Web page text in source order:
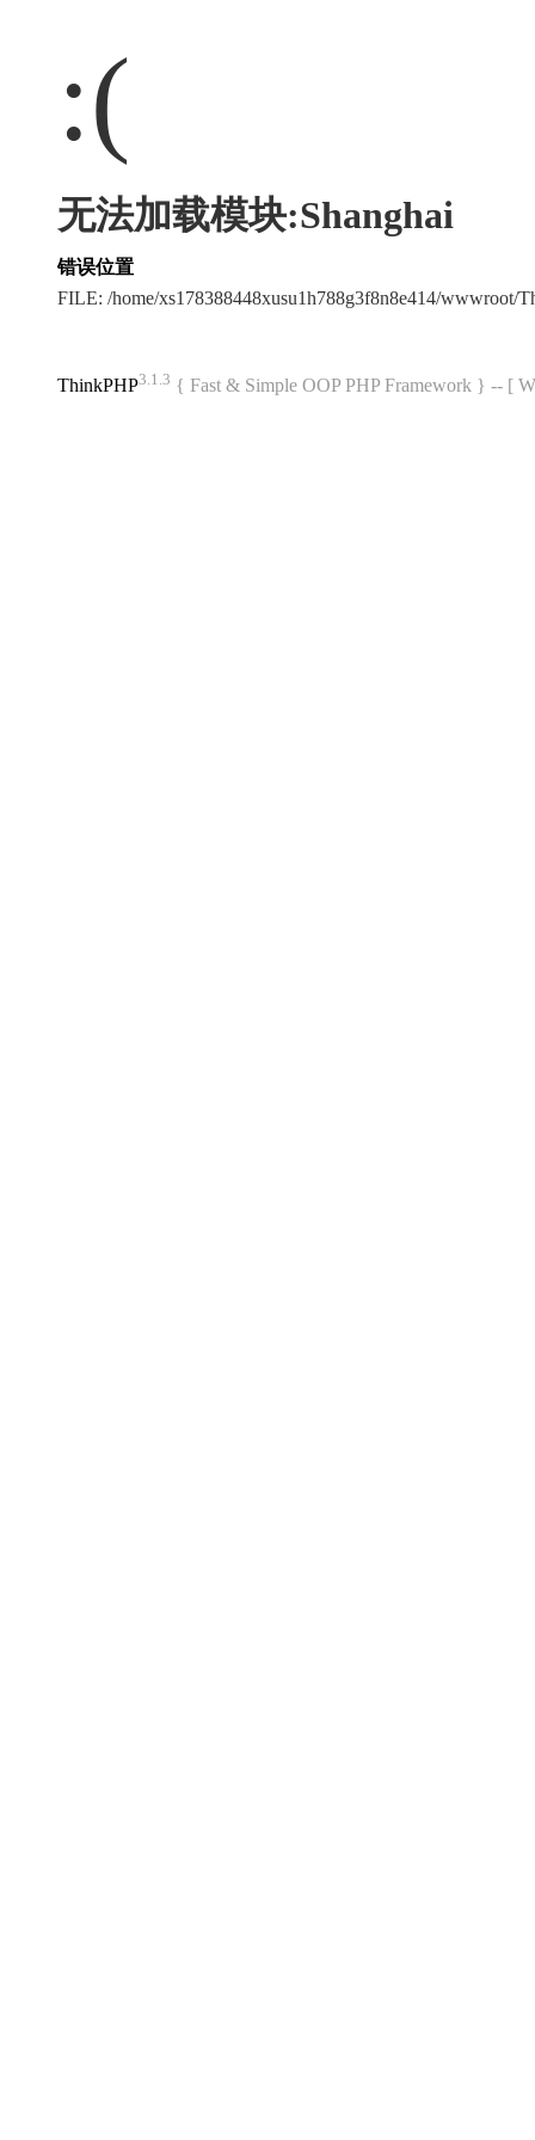
:(
无法加载模块:Shanghai
错误位置
FILE: /home/xs178388448xusu1h788g3f8n8e414/
ThinkPHP3.1.3 { Fast & Simple OOP PHP Framework } -- [